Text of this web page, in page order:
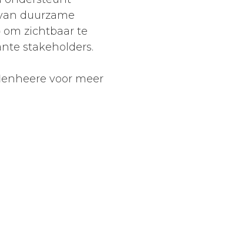
duurzame
zichtbaar te
stakeholders.
voor meer